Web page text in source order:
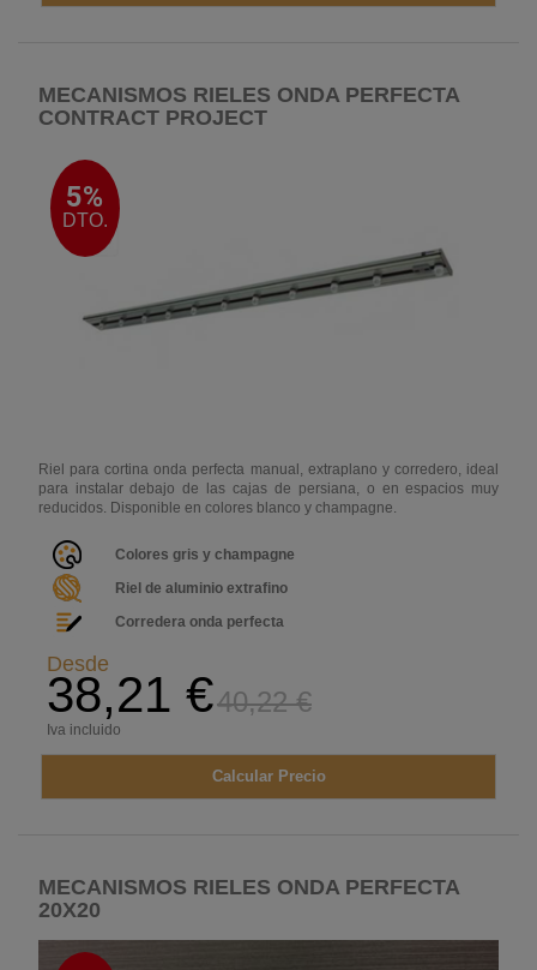
MECANISMOS RIELES ONDA PERFECTA
CONTRACT PROJECT
5%
DTO.
Riel para cortina onda perfecta manual, extraplano y corredero, ideal
para instalar debajo de las cajas de persiana, o en espacios muy
reducidos. Disponible en colores blanco y champagne.
Colores gris y champagne
Riel de aluminio extrafino
Corredera onda perfecta
Desde
38,21 €40,22 €
Iva incluido
Calcular Precio
MECANISMOS RIELES ONDA PERFECTA
20X20